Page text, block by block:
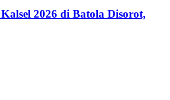
2026 di Batola Disorot,